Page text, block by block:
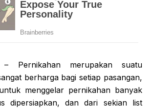
– Pernikahan merupakan suatu
berharga bagi setiap pasangan,
menggelar pernikahan banyak
dipersiapkan, dan dari sekian list